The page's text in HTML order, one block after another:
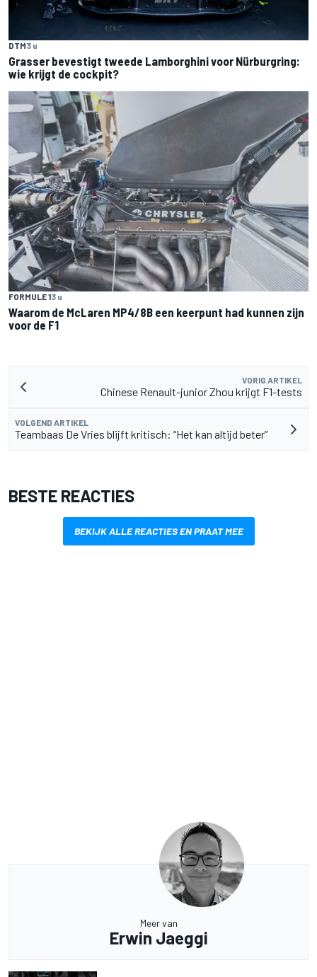
DTM3 u
Grasser bevestigt tweede Lamborghini voor Nürburgring:
wie krijgt de cockpit?
FORMULE 13 u
Waarom de McLaren MP4/8B een keerpunt had kunnen zijn
voor de F1
VORIG ARTIKEL
Chinese Renault-junior Zhou krijgt F1-tests
VOLGEND ARTIKEL
Teambaas De Vries blijft kritisch: “Het kan altijd beter”
BESTE REACTIES
BEKIJK ALLE REACTIES EN PRAAT MEE
Meer van
Erwin Jaeggi